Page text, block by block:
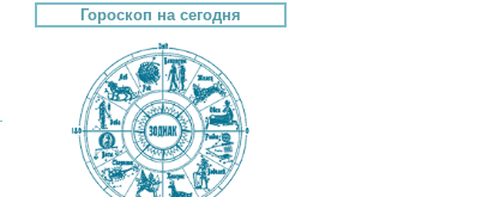
Гороскоп на сегодня